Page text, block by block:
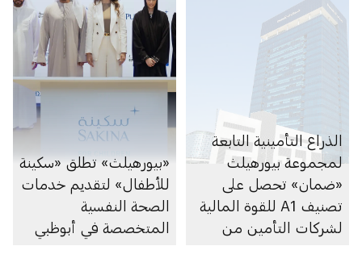
الذراع التأمينية التابعة
لمجموعة بيورهيلث
«ضمان» تحصل على
تصنيف A1 للقوة المالية
لشركات التأمين من
«بيورهيلث» تطلق «سكينة
للأطفال» لتقديم خدمات
الصحة النفسية
المتخصصة في أبوظبي